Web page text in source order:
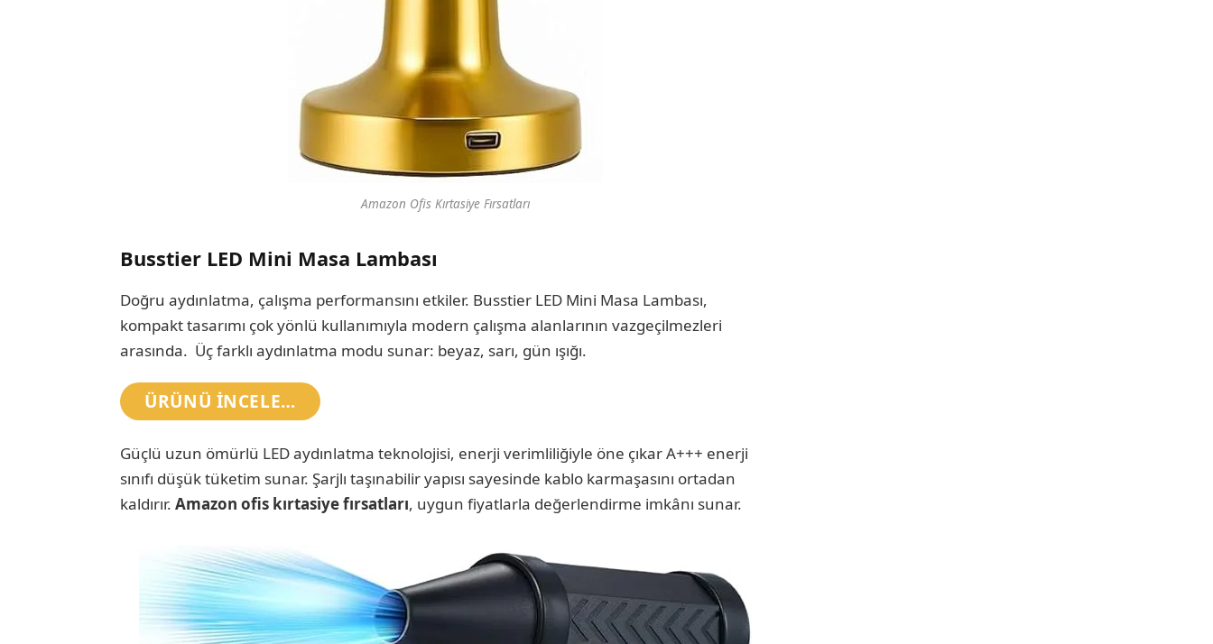
Amazon Ofis Kırtasiye Fırsatları
Busstier LED Mini Masa Lambası
Doğru aydınlatma, çalışma performansını etkiler. Busstier LED Mini Masa Lambası,
kompakt tasarımı çok yönlü kullanımıyla modern çalışma alanlarının vazgeçilmezleri
arasında. Üç farklı aydınlatma modu sunar: beyaz, sarı, gün ışığı.
ÜRÜNÜ INCELE…
Güçlü uzun ömürlü LED aydınlatma teknolojisi, enerji verimliliğiyle öne çıkar A+++ enerji
sınıfı düşük tüketim sunar. Şarjlı taşınabilir yapısı sayesinde kablo karmaşasını ortadan
kaldırır. Amazon ofis kırtasiye fırsatları, uygun fiyatlarla değerlendirme imkânı sunar.